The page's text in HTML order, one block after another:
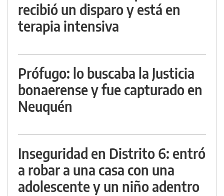
recibió un disparo y está en
terapia intensiva
Prófugo: lo buscaba la Justicia
bonaerense y fue capturado en
Neuquén
Inseguridad en Distrito 6: entró
a robar a una casa con una
adolescente y un niño adentro